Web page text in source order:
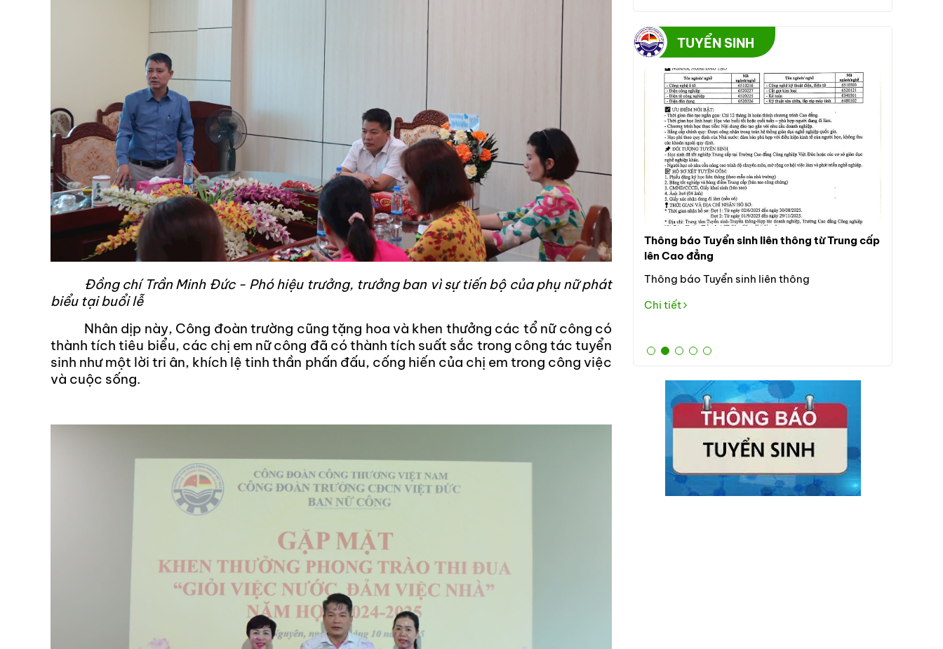
Đồng chí Trần Minh Đức - Phó hiệu trưởng, trưởng ban vì sự tiến bộ của phụ nữ phát
biểu tại buổi lễ
Nhân dịp này, Công đoàn trường cũng tặng hoa và khen thưởng các tổ nữ công có
thành tích tiêu biểu, các chị em nữ công đã có thành tích suất sắc trong công tác tuyển
sinh như một lời tri ân, khích lệ tinh thần phấn đấu, cống hiến của chị em trong công việc
và cuộc sống.
TUYỂN SINH
Đăng kí hồ sơ dự tuyển vào trường
THÔNG BÁO TUYỂN SINH CAO ĐẲNG
Thông báo tuyển sinh cao đẳng
Chi tiết
Thông báo Tuyển sinh liên thông từ Trung cấp
lên Cao đẳng
Thông báo Tuyển sinh liên thông
Chi tiết